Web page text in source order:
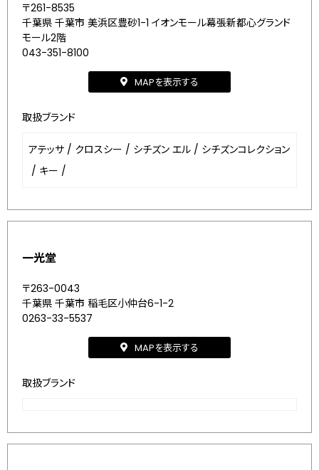
〒261-8535
千葉県 千葉市 美浜区豊砂1-1 イオンモール幕張新都心グランド
モール2階
043-351-8100
MAPを表示する
取扱ブランド
アテッサ / クロスシー / シチズン エル / シチズンコレクション
/ キー /
一光堂
〒263-0043
千葉県 千葉市 稲毛区小仲台6-1-2
0263-33-5537
MAPを表示する
取扱ブランド